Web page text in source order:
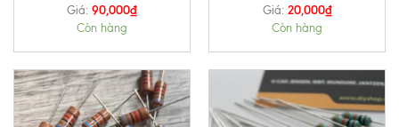
Giá: 90,000₫
Còn hàng
Giá: 20,000₫
Còn hàng